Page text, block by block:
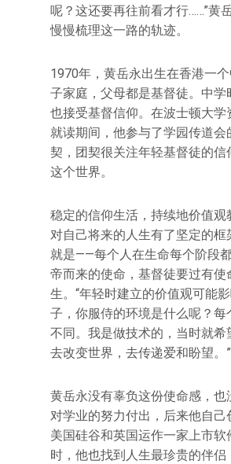
呢？这还要再往前看才行……”黄
慢慢梳理这一路的轨迹。
1970年，黄岳永出生在香港一
子家庭，父母都是基督徒。中学
也接受基督信仰。在波士顿大学
就读期间，他参与了学园传道会
契，团契很关注年轻基督徒的信
这个世界。
稳定的信仰生活，持续地价值观
对自己将来的人生有了坚定的框
就是——每个人在生命每个阶段
帝而来的使命，基督徒要过有使
生。“年轻时建立的价值观可能
子，你服侍的环境是什么呢？每
不同。我是做技术的，当时就希
去改变世界，去传递爱和盼望。”
黄岳永没有辜负这份使命感，也
对学业的努力付出，后来他自己
美国硅谷和英国运作一家上市软
时，他也找到人生最珍贵的伴侣